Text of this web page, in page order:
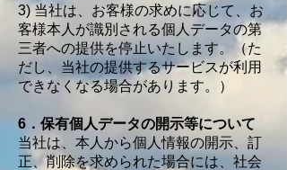
3) 当社は、お客様の求めに応じて、お
客様本人が識別される個人データの第
三者への提供を停止いたします。（た
だし、当社の提供するサービスが利用
できなくなる場合があります。）
6．保有個人データの開示等について
当社は、本人から個人情報の開示、訂
正、削除を求められた場合には、社会